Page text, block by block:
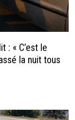
: « C’est le
la nuit tous